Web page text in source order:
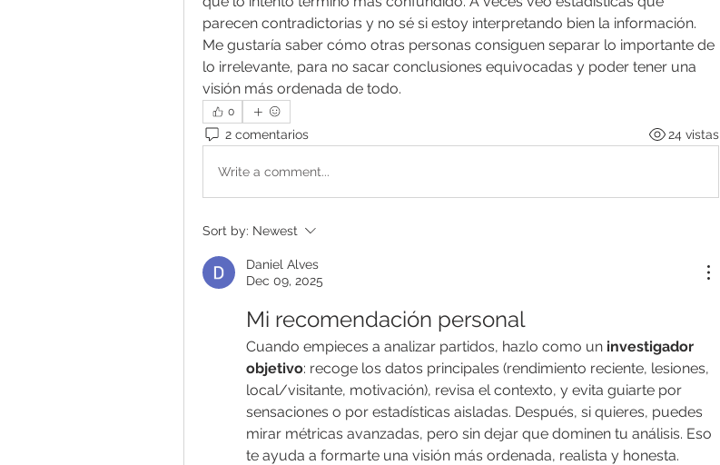
parecen contradictorias y no sé si estoy interpretando bien la información.
Me gustaría saber cómo otras personas consiguen separar lo importante de
lo irrelevante, para no sacar conclusiones equivocadas y poder tener una
visión más ordenada de todo.
0
2 comentarios 24 vistas
Write a comment...
Sort by: Newest
Daniel Alves
Dec 09, 2025
Mi recomendación personal
Cuando empieces a analizar partidos, hazlo como un investigador
objetivo: recoge los datos principales (rendimiento reciente, lesiones,
local/visitante, motivación), revisa el contexto, y evita guiarte por
sensaciones o por estadísticas aisladas. Después, si quieres, puedes
mirar métricas avanzadas, pero sin dejar que dominen tu análisis. Eso
te ayuda a formarte una visión más ordenada, realista y honesta.